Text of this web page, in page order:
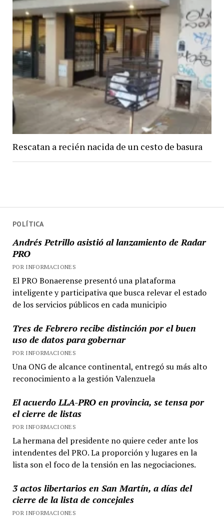
POLÍTICA
Andrés Petrillo asistió al lanzamiento de Radar
PRO
POR INFORMACIONES
El PRO Bonaerense presentó una plataforma
inteligente y participativa que busca relevar el estado
de los servicios públicos en cada municipio
Tres de Febrero recibe distinción por el buen
uso de datos para gobernar
POR INFORMACIONES
Una ONG de alcance continental, entregó su más alto
reconocimiento a la gestión Valenzuela
El acuerdo LLA-PRO en provincia, se tensa por
el cierre de listas
POR INFORMACIONES
La hermana del presidente no quiere ceder ante los
intendentes del PRO. La proporción y lugares en la
lista son el foco de la tensión en las negociaciones.
3 actos libertarios en San Martín, a días del
cierre de la lista de concejales
POR INFORMACIONES
Rescatan a recién nacida de un cesto de basura